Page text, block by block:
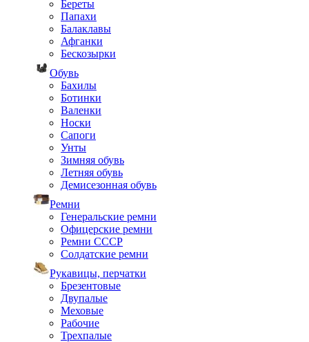
Береты
Папахи
Балаклавы
Афганки
Бескозырки
Обувь
Бахилы
Ботинки
Валенки
Носки
Сапоги
Унты
Зимняя обувь
Летняя обувь
Демисезонная обувь
Ремни
Генеральские ремни
Офицерские ремни
Ремни СССР
Солдатские ремни
Рукавицы, перчатки
Брезентовые
Двупалые
Меховые
Рабочие
Трехпалые